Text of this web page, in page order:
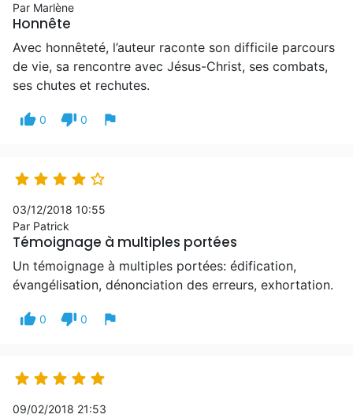
Par Marlène
Honnête
Avec honnêteté, l’auteur raconte son difficile parcours
de vie, sa rencontre avec Jésus-Christ, ses combats,
ses chutes et rechutes.
thumb_up 0 thumb_down 0 flag
    
03/12/2018 10:55
Par Patrick
Témoignage à multiples portées
Un témoignage à multiples portées: édification,
évangélisation, dénonciation des erreurs, exhortation.
thumb_up 0 thumb_down 0 flag
    
09/02/2018 21:53